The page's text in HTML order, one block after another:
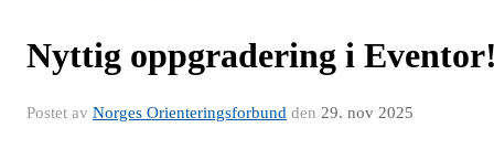
Nyttig oppgradering i
Postet av Norges Orienteringsforbund den 29. nov 2025